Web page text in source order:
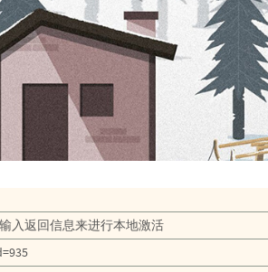
入返回信息来进行本地激活